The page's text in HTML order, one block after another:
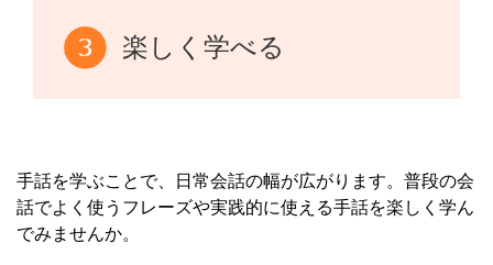
楽しく学べる
手話を学ぶことで、日常会話の幅が広がります。普段の会
話でよく使うフレーズや実践的に使える手話を楽しく学ん
でみませんか。